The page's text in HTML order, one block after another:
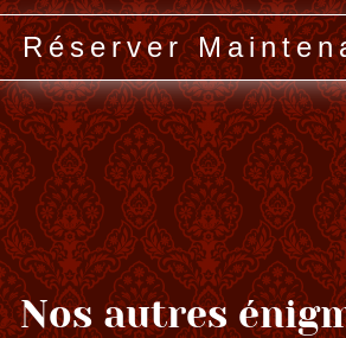
Réserver
Nos autres